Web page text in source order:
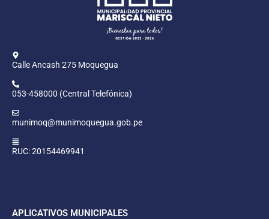
Calle Ancash 275 Moquegua
053-458000 (Central Telefónica)
munimoq@munimoquegua.gob.pe
RUC: 20154469941
APLICATIVOS MUNICIPALES